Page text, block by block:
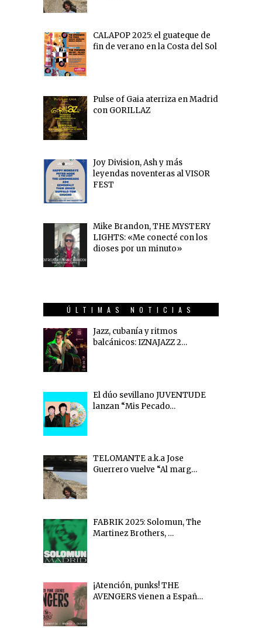
CALAPOP 2025: el guateque de
fin de verano en la Costa del Sol
Pulse of Gaia aterriza en Madrid
con GORILLAZ
Joy Division, Ash y más
leyendas noventeras al VISOR
FEST
Mike Brandon, THE MYSTERY
LIGHTS: «Me conecté con los
dioses por un minuto»
ÚLTIMAS NOTICIAS
Jazz, cubanía y ritmos
balcánicos: IZNAJAZZ 2…
El dúo sevillano JUVENTUDE
lanzan “Mis Pecado…
TELOMANTE a.k.a Jose
Guerrero vuelve “Al marg…
FABRIK 2025: Solomun, The
Martinez Brothers, …
¡Atención, punks! THE
AVENGERS vienen a Españ…